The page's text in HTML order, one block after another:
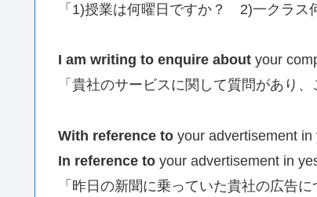
「1)授業は何曜日ですか？ 2)一クラ
I am writing to enquire about your
「貴社のサービスに関して質問があり、
With reference to your advertisement
In reference to your advertisement in
「昨日の新聞に乗っていた貴社の広告